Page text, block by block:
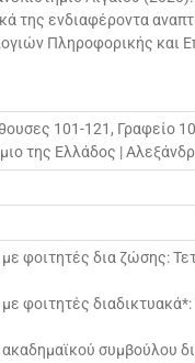
της ενδιαφέροντα
Πληροφορικής και
101-121, Γραφείο
της Ελλάδος |
φοιτητές δια ζώσης:
φοιτητές
συμβούλου